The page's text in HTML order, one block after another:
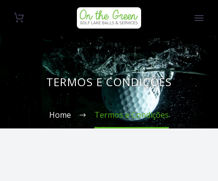
TERMOS E CONDIÇÕES
Home Termos e Condições